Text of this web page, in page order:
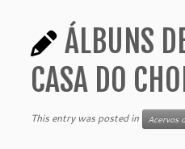
ÁLBUNS
CASA DO
This entry was posted in Acervos